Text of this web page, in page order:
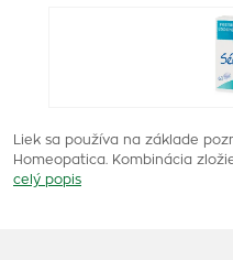
Liek sa používa na základe
Homeopatica. Kombinácia
celý popis